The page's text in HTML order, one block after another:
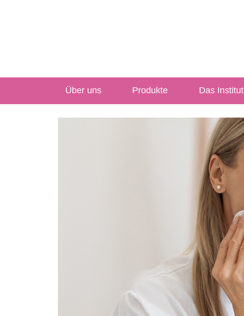
Über uns Produkte Das Institut